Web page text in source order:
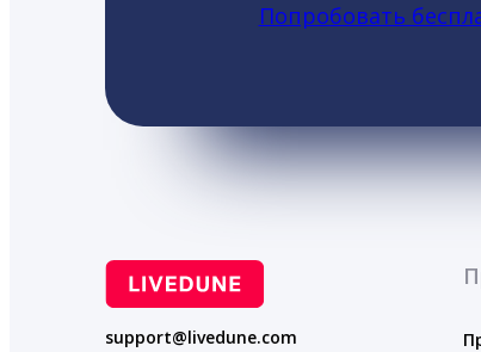
Попробовать
support@livedune.com